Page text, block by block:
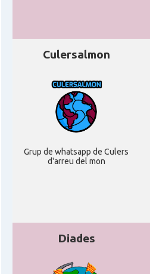
Culersalmon
Grup de whatsapp de Culers
d'arreu del mon
Diades